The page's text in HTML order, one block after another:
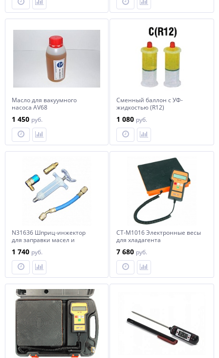
Масло для вакуумного
насоса AV68
1 450 руб.
Сменный баллон с УФ-
жидкостью (R12)
1 080 руб.
N31636 Шприц-инжектор
для заправки масел и
автомобиля
1 740 руб.
CT-M1016 Электронные весы
для хладагента
7 680 руб.